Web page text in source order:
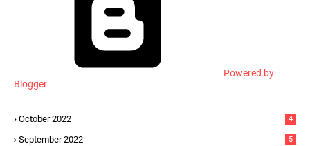
Powered by
Blogger
October 2022 4
September 2022 5